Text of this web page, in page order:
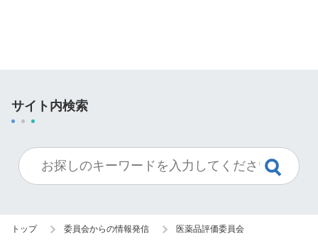
サイト内検索
トップ 委員会からの情報発信 医薬品評価委員会